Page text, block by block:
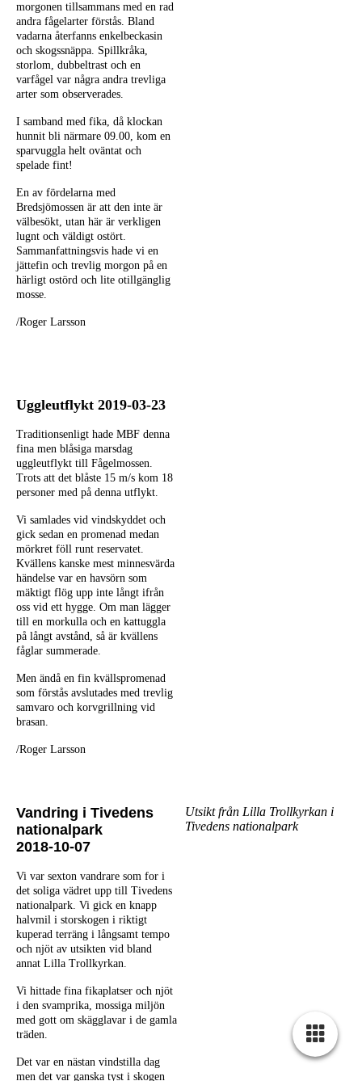
morgonen tillsammans med en rad
andra fågelarter förstås. Bland
vadarna återfanns enkelbeckasin
och skogssnäppa. Spillkråka,
storlom, dubbeltrast och en
varfågel var några andra trevliga
arter som observerades.
I samband med fika, då klockan
hunnit bli närmare 09.00, kom en
sparvuggla helt oväntat och
spelade fint!
En av fördelarna med
Bredsjömossen är att den inte är
välbesökt, utan här är verkligen
lugnt och väldigt ostört.
Sammanfattningsvis hade vi en
jättefin och trevlig morgon på en
härligt ostörd och lite otillgänglig
mosse.
/Roger Larsson
Uggleutflykt 2019-03-23
Traditionsenligt hade MBF denna
fina men blåsiga marsdag
uggleutflykt till Fågelmossen.
Trots att det blåste 15 m/s kom 18
personer med på denna utflykt.
Vi samlades vid vindskyddet och
gick sedan en promenad medan
mörkret föll runt reservatet.
Kvällens kanske mest minnesvärda
händelse var en havsörn som
mäktigt flög upp inte långt ifrån
oss vid ett hygge. Om man lägger
till en morkulla och en kattuggla
på långt avstånd, så är kvällens
fåglar summerade.
Men ändå en fin kvällspromenad
som förstås avslutades med trevlig
samvaro och korvgrillning vid
brasan.
/Roger Larsson
Vandring i Tivedens
nationalpark
2018-10-07
Vi var sexton vandrare som for i
det soliga vädret upp till Tivedens
nationalpark. Vi gick en knapp
halvmil i storskogen i riktigt
kuperad terräng i långsamt tempo
och njöt av utsikten vid bland
annat Lilla Trollkyrkan.
Vi hittade fina fikaplatser och njöt
i den svamprika, mossiga miljön
med gott om skägglavar i de gamla
träden.
Det var en nästan vindstilla dag
men det var ganska tyst i skogen
Utsikt från Lilla Trollkyrkan i
Tivedens nationalpark